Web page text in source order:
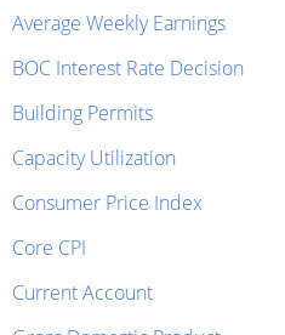
Average Weekly Earnings
BOC Interest Rate Decision
Building Permits
Capacity Utilization
Consumer Price Index
Core CPI
Current Account